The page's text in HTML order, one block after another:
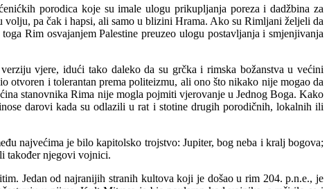
porodica koje su imale ulogu prikupljanja poreza i dadžbina za
pa čak i hapsi, ali samo u blizini Hrama. Ako su Rimljani željeli da
Rim osvajanjem Palestine preuzeo ulogu postavljanja i smjenjivanja
vjere, idući tako daleko da su grčka i rimska božanstva u većini
otvoren i tolerantan prema politeizmu, ali ono što nikako nije mogao da
stanovnika Rima nije mogla pojmiti vjerovanje u Jednog Boga. Kako
darovi kada su odlazili u rat i stotine drugih porodičnih, lokalnih ili
najvećima je bilo kapitolsko trojstvo: Jupiter, bog neba i kralj bogova;
također njegovi vojnici.
Jedan od najranijih stranih kultova koji je došao u rim 204. p.n.e., je